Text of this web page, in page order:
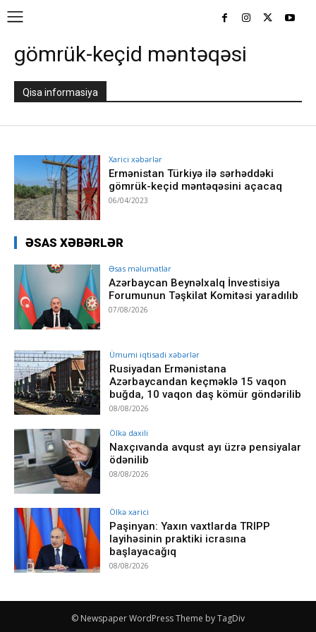
gömrük-keçid məntəqəsi
Qisa informasiya
Xarici xəbərlər
Ermənistan Türkiyə ilə sərhəddəki
gömrük-keçid məntəqəsini açacaq
06/04/2023
ƏSAS XƏBƏRLƏR
Əsas məlumatlar
Azərbaycan Beynəlxalq İnvestisiya
Forumunun Təşkilat Komitəsi yaradılıb
07/08/2026
Ümumi iqtisadi xəbərlər
Rusiyadan Ermənistana
Azərbaycandan keçməklə 15 vaqon
buğda, 10 vaqon daş kömür göndərilib
08/08/2026
Ölkə daxili
Naxçıvanda avqust ayı üzrə pensiyalar
ödənilib
08/08/2026
Ölkə xarici
Paşinyan: Yaxın vaxtlarda TRIPP
layihəsinin praktiki icrasına
başlayacağıq
08/08/2026
© Newspaper WordPress Theme by TagDiv